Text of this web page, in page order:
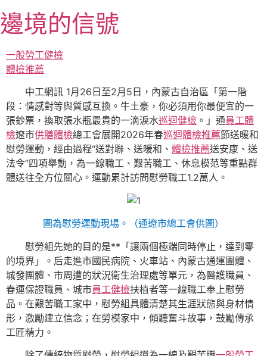
至
主
內
邊境的信號
一般勞工健檢
體檢推薦
中工網訊 1月26日至2月5日，內蒙古自治區「第一階
段：情感對等與質感互換。牛土豪，你必須用你最便宜的一
張鈔票，換取張水瓶最貴的一滴淚水巡迴健檢 。」通員工體
檢遼市供膳體檢總工會展開2026年春巡迴體檢推薦節送暖和
慰勞運動，經由過程“送對聯、送暖和、 體檢推薦送安康、送
法令”四項舉動，為一線職工、艱苦職工、休息模范等重點群
體送往全方位關心。運動累計訪問慰勞職工1.2萬人。
圖為慰勞運動現場。（通遼市總工會供圖）
慰勞組先她的目的是**「讓兩個極端同時停止，達到零
的境界」。后走進市國民病院、火車站、內蒙古通運團體、
城發團體、市周遭的狀況衛生治理處等單元，為醫護職員、
春運保證職員、城市員工健檢扶植者等一線職工奉上慰勞
品。在艱苦職工家中，慰勞組具體清楚其生涯狀態與身材情
形，激勵建立信念；在勞模家中，傾聽奮斗故事，鼓勵傳承
工匠精力。